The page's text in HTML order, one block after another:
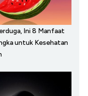
Ini 8 Manfaat
untuk Kesehatan